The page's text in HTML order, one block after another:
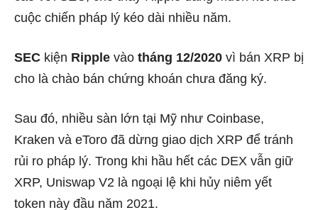
cuộc chiến pháp lý kéo dài nhiều năm.
SEC kiện Ripple vào tháng 12/2020 vì bán XRP bị
cho là chào bán chứng khoán chưa đăng ký.
Sau đó, nhiều sàn lớn tại Mỹ như Coinbase,
Kraken và eToro đã dừng giao dịch XRP để tránh
rủi ro pháp lý. Trong khi hầu hết các DEX vẫn giữ
XRP, Uniswap V2 là ngoại lệ khi hủy niêm yết
token này đầu năm 2021.